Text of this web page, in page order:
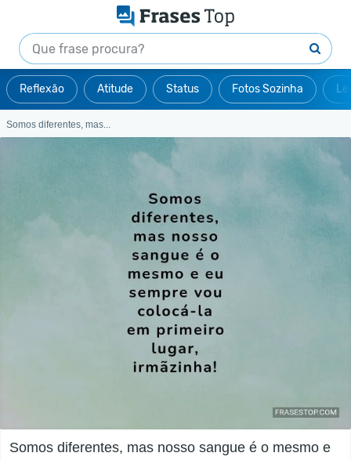
Reflexão Atitude Status Fotos Sozinha
Somos diferentes, mas...
Somos diferentes, mas nosso sangue é o mesmo e